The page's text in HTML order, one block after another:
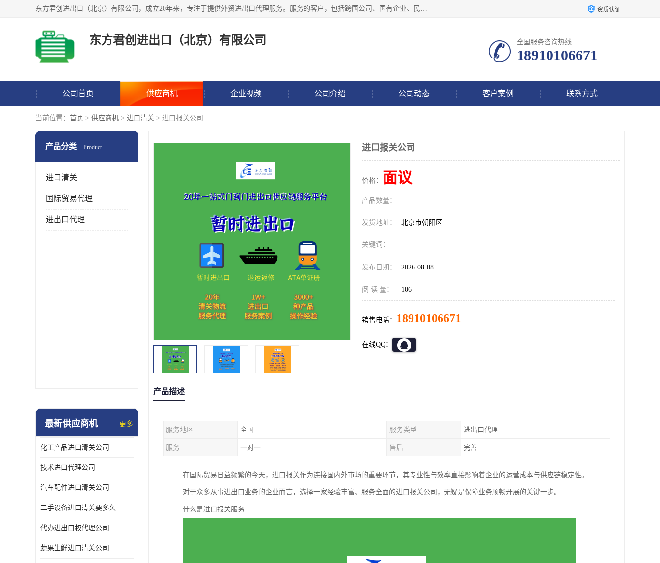
东方君创进出口（北京）有限公司，成立20年来，专注于提供外贸进出口代理服务。服务的客户，包括跨国公司、国有企业、民营企业等。作为的综合性外贸企业，公司拥有一支精通进出口贸易的团队，从事各类商品和技术的进口清关代理报关。进出口商品涉及20多个大类、上千个品种，贸易客户遍布世界各个国家和地区。 资质认证
东方君创进出口（北京）有限公司 全国服务咨询热线:
18910106671
公司首页 供应商机 企业视频 公司介绍 公司动态 客户案例 联系方式
当前位置： 首页 > 供应商机 > 进口清关 > 进口报关公司
产品分类 Product
进口清关
国际贸易代理
进出口代理
最新供应商机 更多
化工产品进口清关公司
技术进口代理公司
汽车配件进口清关公司
二手设备进口清关要多久
代办进出口权代理公司
蔬果生鲜进口清关公司
进口报关公司
价格： 面议
产品数量：
发货地址： 北京市朝阳区
关键词：
发布日期： 2026-08-08
阅 读 量： 106
销售电话： 18910106671
在线QQ：
产品描述
服务地区 全国 服务类型 进出口代理
服务 一对一 售后 完善
在国际贸易日益频繁的今天，进口报关作为连接国内外市场的重要环节，其专业性与效率直接影响着企业的运营成本与供应链稳定性。
对于众多从事进出口业务的企业而言，选择一家经验丰富、服务全面的进口报关公司，无疑是保障业务顺畅开展的关键一步。
什么是进口报关服务